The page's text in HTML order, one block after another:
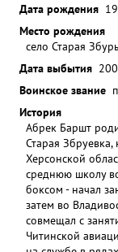
Дата рождения
Место рождения
село Старая
Дата выбытия
Воинское звание
История
Абрек Баршт
Старая Збруевка,
Херсонской
среднюю школу
боксом - начал
затем во
совмещал с
Читинской